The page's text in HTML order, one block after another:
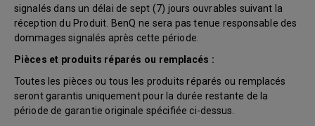
signalés dans un délai de sept (7) jours ouvrables suivant la
réception du Produit. BenQ ne sera pas tenue responsable des
dommages signalés après cette période.
Pièces et produits réparés ou remplacés :
Toutes les pièces ou tous les produits réparés ou remplacés
seront garantis uniquement pour la durée restante de la
période de garantie originale spécifiée ci-dessus.